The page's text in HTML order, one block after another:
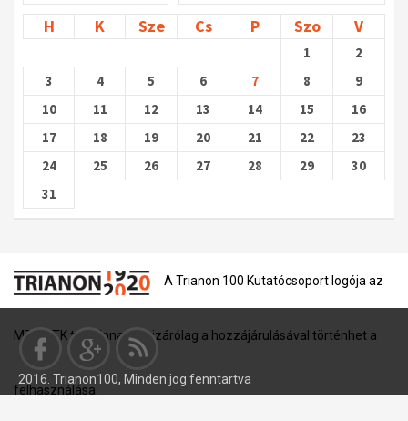
H K Sze Cs P Szo V
1
2
3
4 5 6 7 8
9
10
11 12 13 14 15
16
17
18 19 20 21 22
23
24
25 26 27 28 29
30
31
A Trianon 100 Kutatócsoport logója az
MTA BTK tulajdona, és kizárólag a hozzájárulásával történhet a
felhasználása.
2016. Trianon100, Minden jog fenntartva